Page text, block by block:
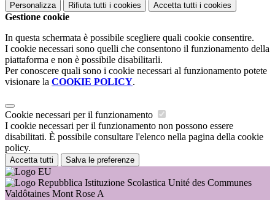
Personalizza Rifiuta tutti i cookies Accetta tutti i cookies
Gestione cookie
In questa schermata è possibile scegliere quali cookie consentire.
I cookie necessari sono quelli che consentono il funzionamento della
piattaforma e non è possibile disabilitarli.
Per conoscere quali sono i cookie necessari al funzionamento potete
visionare la COOKIE POLICY.
Cookie necessari per il funzionamento
I cookie necessari per il funzionamento non possono essere
disabilitati. È possibile consultare l'elenco nella pagina della cookie
policy.
Accetta tutti Salva le preferenze
Istituzione Scolastica Unité des Communes
Valdôtaines Mont Rose A